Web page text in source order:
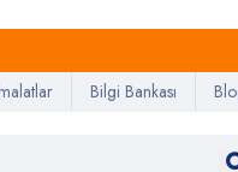
Bilgi Bankası